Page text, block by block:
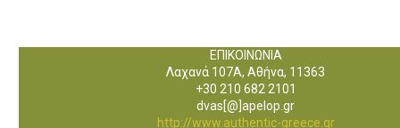
ΕΠΙΚΟΙΝΩΝΙΑ
Λαχανά 107Α, Αθήνα, 11363
+30 210 682 2101
dvas[@]apelop.gr
http://www.authentic-greece.gr